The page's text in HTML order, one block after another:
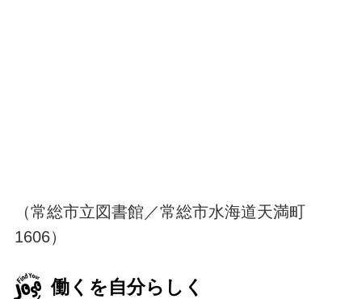
（常総市立図書館／常総市水海道天満町
1606）
働くを自分らしく